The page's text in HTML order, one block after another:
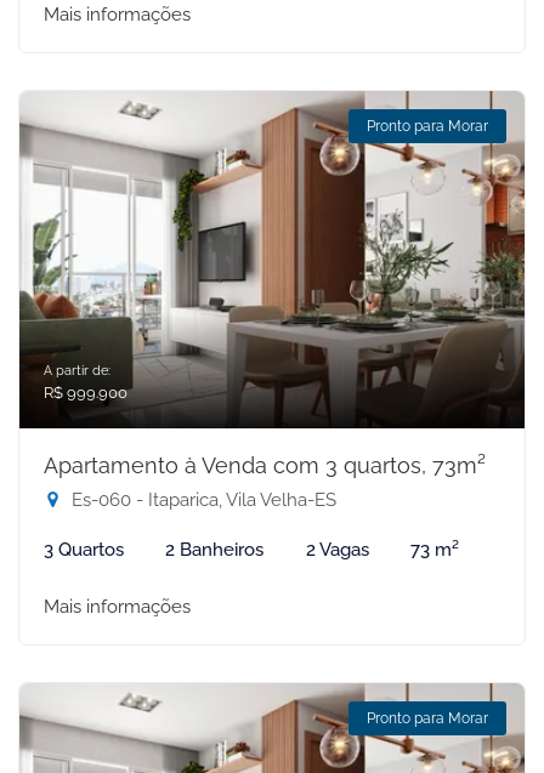
Mais informações
Pronto para Morar
A partir de:
R$ 999.900
Apartamento à Venda com 3 quartos, 73m²
Es-060 - Itaparica, Vila Velha-ES
3 Quartos 2 Banheiros 2 Vagas 73 m²
Mais informações
Pronto para Morar